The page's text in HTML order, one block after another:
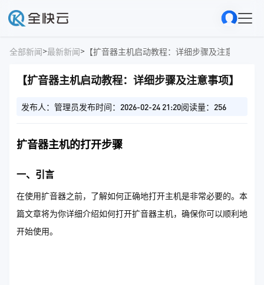
全部新闻>最新新闻> 【扩音器主机启动教程：详细步骤及注意事项】
【扩音器主机启动教程：详细步骤及注意事项】
发布人：管理员发布时间：2026-02-24 21:20阅读量：256
扩音器主机的打开步骤
一、引言
在使用扩音器之前，了解如何正确地打开主机是非常必要的。本
篇文章将为你详细介绍如何打开扩音器主机，确保你可以顺利地
开始使用。